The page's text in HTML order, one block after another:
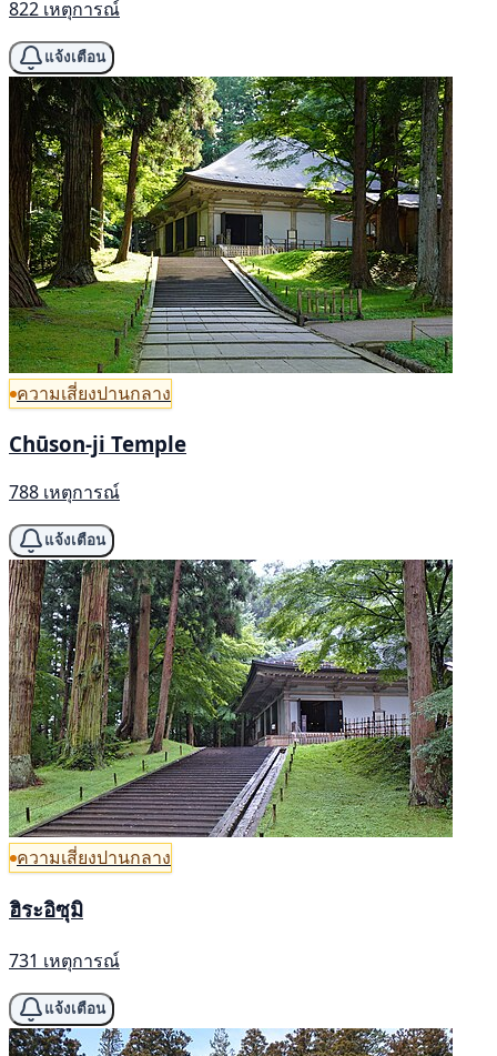
822 เหตุการณ์
แจ้งเตือน
ความเสี่ยงปานกลาง
Chūson-ji Temple
788 เหตุการณ์
แจ้งเตือน
ความเสี่ยงปานกลาง
ฮิระอิซุมิ
731 เหตุการณ์
แจ้งเตือน